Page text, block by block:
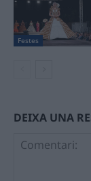
Festes
DEIXA UNA